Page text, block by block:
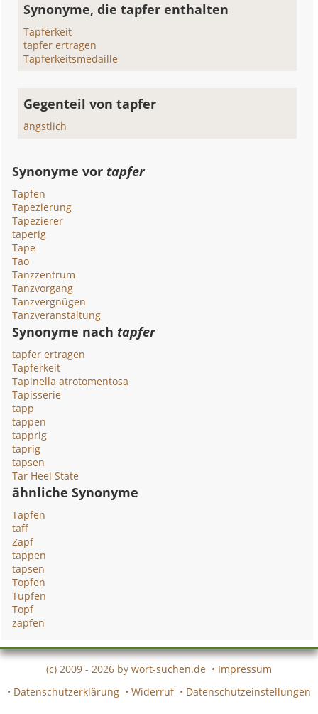
Synonyme, die tapfer enthalten
Tapferkeit
tapfer ertragen
Tapferkeitsmedaille
Gegenteil von tapfer
ängstlich
Synonyme vor tapfer
Tapfen
Tapezierung
Tapezierer
taperig
Tape
Tao
Tanzzentrum
Tanzvorgang
Tanzvergnügen
Tanzveranstaltung
Synonyme nach tapfer
tapfer ertragen
Tapferkeit
Tapinella atrotomentosa
Tapisserie
tapp
tappen
tapprig
taprig
tapsen
Tar Heel State
ähnliche Synonyme
Tapfen
taff
Zapf
tappen
tapsen
Topfen
Tupfen
Topf
zapfen
(c) 2009 - 2026 by wort-suchen.de • Impressum
• Datenschutzerklärung • Widerruf • Datenschutzeinstellungen